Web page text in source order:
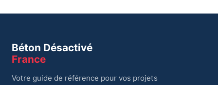
Béton Désactivé
France
Votre guide de référence pour vos projets